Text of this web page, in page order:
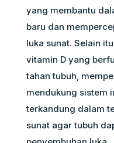
yang membantu
baru dan
luka sunat. Selain
vitamin D yang
tahan tubuh,
mendukung sistem
terkandung dalam
sunat agar tubuh